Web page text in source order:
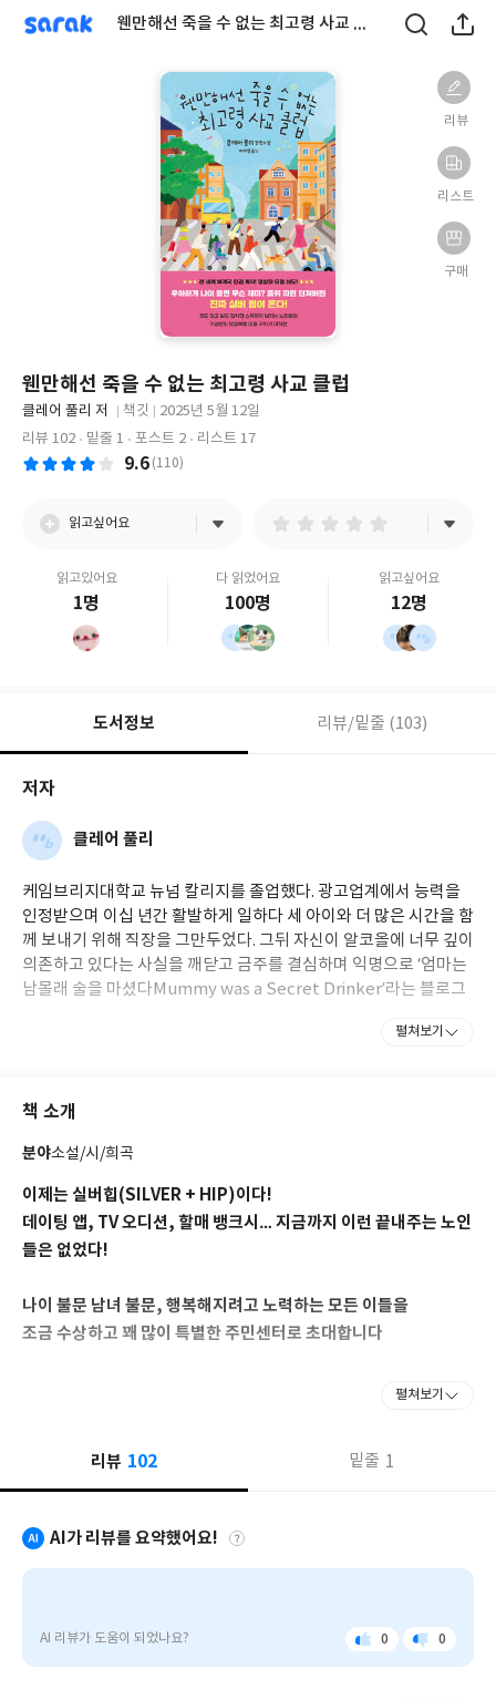
sarak 웬만해선 죽을 수 없는 최고령 사교 클럽
리뷰
리스트
구매
웬만해선 죽을 수 없는 최고령 사교 클럽
글
쓴
클레어 풀리 저
판
사
책깃
출
판
일
2025년 5월 12일
리뷰 102
밑줄 1 포스트 2 리스트 17
9.6 (110)
읽고싶어요
읽고있어요
1명
다 읽었어요
100명
읽고싶어요
12명
도서정보 리뷰/밑줄 (103)
저자
클레어 풀리
케임브리지대학교 뉴넘 칼리지를 졸업했다. 광고업계에서 능력을
인정받으며 이십 년간 활발하게 일하다 세 아이와 더 많은 시간을 함
께 보내기 위해 직장을 그만두었다. 그뒤 자신이 알코올에 너무 깊이
의존하고 있다는 사실을 깨닫고 금주를 결심하며 익명으로 ‘엄마는
남몰래 술을 마셨다Mummy was a Secret Drinker’라는 블로그
회복해가는 과정을 블로그에 기록하면서 작가는 같은 문제를 겪고
이어리』를 출간했다.
『진실 프로젝트』는 작가의 두번째 책이자 소설 데뷔작으로, 자신
의 삶에 관한 단 하나의 진실을 적은 노트가 손에서 손으로 전해지
며, 완벽한 타인이었던 여섯 명의 삶에 새로운 인연과 기분좋은 변
화가 찾아오는 이야기를 유쾌하고 따뜻하게 그린다. 이 책은 출간되
기도 전에 프랑크푸르트도서전에서 커다란 화제를 모으며 전 세계
국에서 번역·출간되었다.
를 함께 풀어나가는 이야기를 다룬 소설로, “웃음이 터져나올 정도
사랑을 받았다.
펼쳐보기
책 소개
분야소설/시/희곡
이제는 실버힙(SILVER + HIP)이다!
데이팅 앱, TV 오디션, 할매 뱅크시… 지금까지 이런 끝내주는 노인
들은 없었다!
나이 불문 남녀 불문, 행복해지려고 노력하는 모든 이들을
조금 수상하고 꽤 많이 특별한 주민센터로 초대합니다
한 번 들으면 절대 잊을 수 없는 매콤 쌉싸름한 명언을 쏟아내며 세
독자들을 사로잡은 클레어 풀리의 장편소설 『웬만해선 죽을 수 없
는 최고령 사교 클럽』(How to Age Disgracefully)이 창비교육
논픽션과 픽션을 넘나들며 다양한 작품 활동을 해온 클레어 풀리는
뉴욕 타임스 베스트셀러에 오르고 BBC Radio 2 북클럽에 선정되
들 간의 관계와 연결을 유쾌하게 그리며 불완전한 이들이 서로를 구
원하는 서사로 공감과 유대를 이끌어내는 데 탁월한 작가 클레어 풀
펼쳐보기
리뷰 102 밑줄 1
AI가 리뷰를 요약했어요!
해
AI 리뷰가 도움이 되었나요?
좋
아
0
아
쉬
0